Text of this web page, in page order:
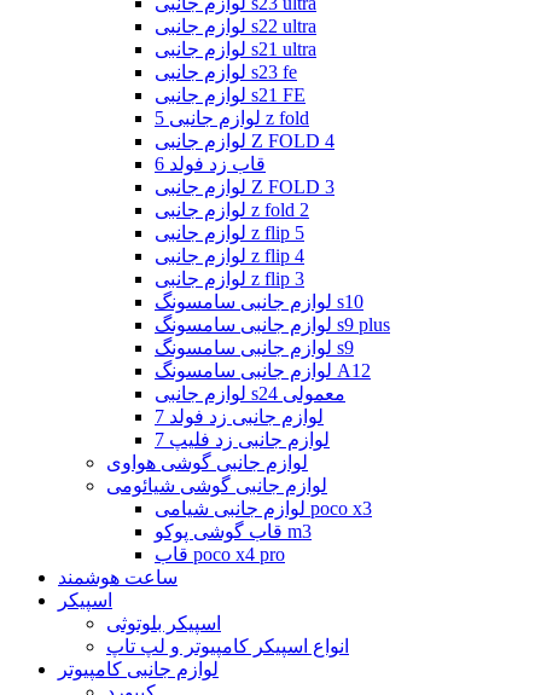
لوازم جانبی s22 ultra
لوازم جانبی s21 ultra
لوازم جانبی s23 fe
لوازم جانبی s21 FE
لوازم جانبی 5 z fold
لوازم جانبی Z FOLD 4
قاب زد فولد 6
لوازم جانبی Z FOLD 3
لوازم جانبی z fold 2
لوازم جانبی z flip 5
لوازم جانبی z flip 4
لوازم جانبی z flip 3
لوازم جانبی سامسونگ s10
لوازم جانبی سامسونگ s9 plus
لوازم جانبی سامسونگ s9
لوازم جانبی سامسونگ A12
لوازم جانبی s24 معمولی
لوازم جانبی زد فولد 7
لوازم جانبی زد فلیپ 7
لوازم جانبی گوشی هواوی
لوازم جانبی گوشی شیائومی
لوازم جانبی شیامی poco x3
قاب گوشی پوکو m3
قاب poco x4 pro
ساعت هوشمند
اسپیکر
اسپیکر بلوتوثی
انواع اسپیکر کامپیوتر و لپ تاپ
لوازم جانبی کامپیوتر